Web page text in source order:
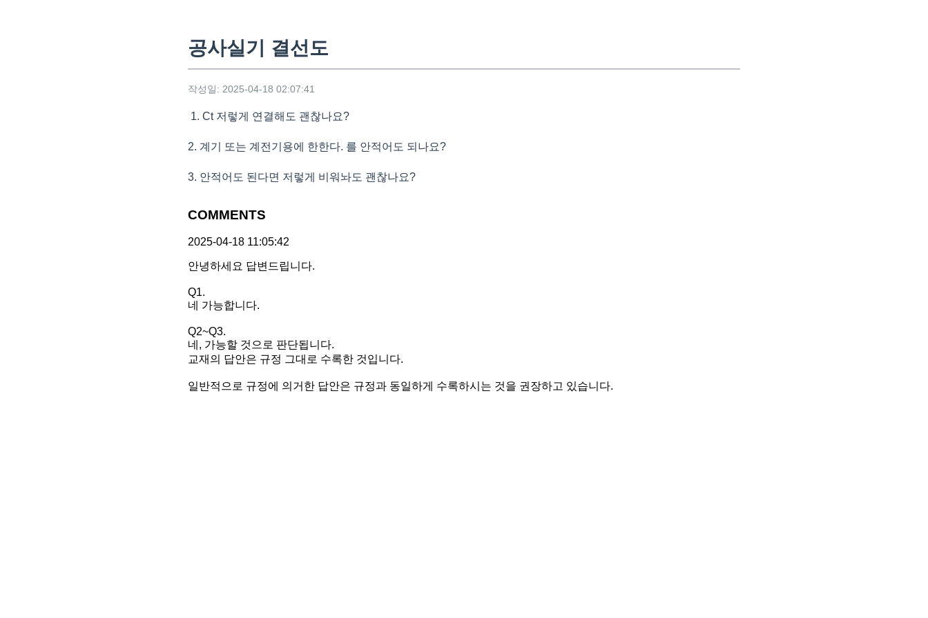
공사실기 결선도
작성일: 2025-04-18 02:07:41
1. Ct 저렇게 연결해도 괜찮나요?
2. 계기 또는 계전기용에 한한다. 를 안적어도 되나요?
3. 안적어도 된다면 저렇게 비워놔도 괜찮나요?
COMMENTS
2025-04-18 11:05:42
안녕하세요 답변드립니다.
Q1.
네 가능합니다.
Q2~Q3.
네, 가능할 것으로 판단됩니다.
교재의 답안은 규정 그대로 수록한 것입니다.
일반적으로 규정에 의거한 답안은 규정과 동일하게 수록하시는 것을 권장하고 있습니다.